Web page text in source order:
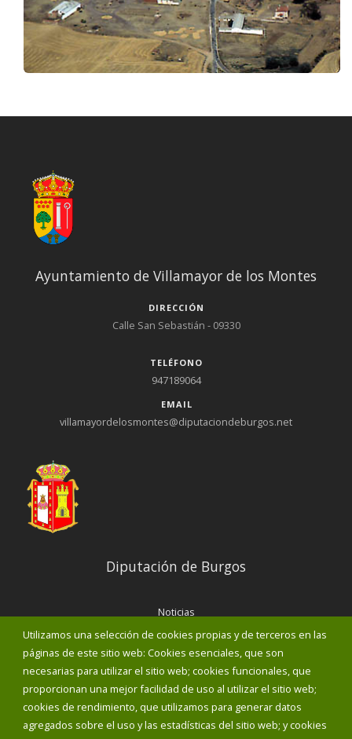
Utilizamos una selección de cookies propias y de terceros en las
páginas de este sitio web: Cookies esenciales, que son
necesarias para utilizar el sitio web; cookies funcionales, que
proporcionan una mejor facilidad de uso al utilizar el sitio web;
cookies de rendimiento, que utilizamos para generar datos
agregados sobre el uso y las estadísticas del sitio web; y cookies
Ayuntamiento de Villamayor de los Montes
DIRECCIÓN
Calle San Sebastián - 09330
TELÉFONO
947189064
EMAIL
villamayordelosmontes@diputaciondeburgos.net
Diputación de Burgos
Noticias
Eventos
Corporación Municipal
Teléfonos de interés
INICIAR SESIÓN
MAPA WEB